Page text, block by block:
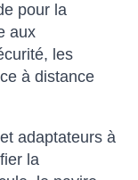
pour la
aux
les
à distance
adaptateurs à
la